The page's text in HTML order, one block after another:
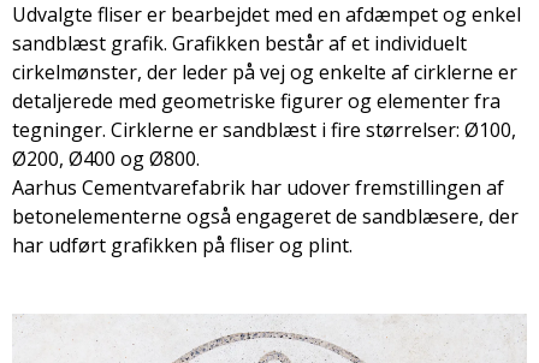
Udvalgte fliser er bearbejdet med en afdæmpet og enkel
sandblæst grafik. Grafikken består af et individuelt
cirkelmønster, der leder på vej og enkelte af cirklerne er
detaljerede med geometriske figurer og elementer fra
tegninger. Cirklerne er sandblæst i fire størrelser: Ø100,
Ø200, Ø400 og Ø800.
Aarhus Cementvarefabrik har udover fremstillingen af
betonelementerne også engageret de sandblæsere, der
har udført grafikken på fliser og plint.